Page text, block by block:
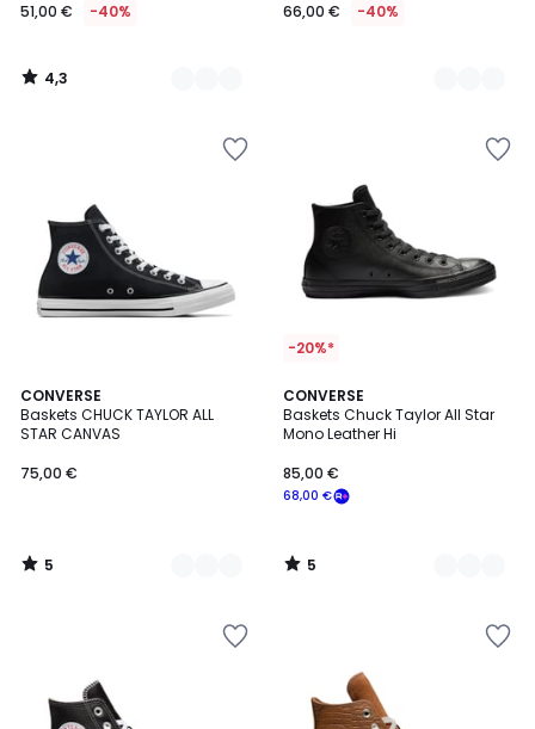
51,00 € -40%
4,3
/
66,00 € -40%
CONVERSE
Baskets CHUCK TAYLOR ALL
STAR CANVAS
75,00 €
5
/
5
2
Couleurs
5
/
-20%*
CONVERSE
Baskets Chuck Taylor All Star
Mono Leather Hi
68,00 €
85,00 €
5
/
5
2
Couleurs
5
/